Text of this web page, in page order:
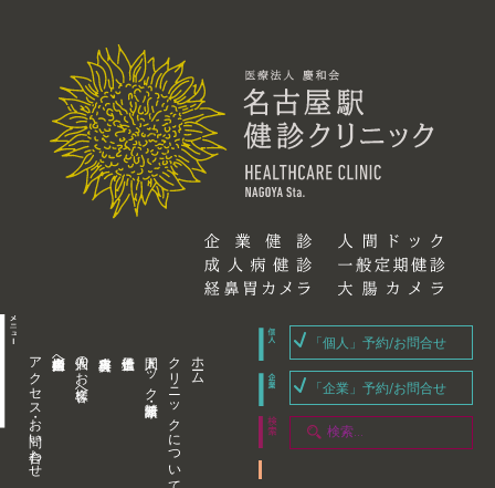
アクセス・お問い合わせ 企業内担当者様へ 個人のお客様へ 人間ドック・健康診断 クリニックについて ホーム
「個人」予約/お問合せ
「企業」予約/お問合せ